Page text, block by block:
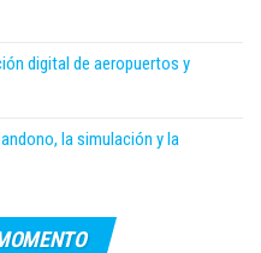
digital de aeropuertos y
la simulación y la